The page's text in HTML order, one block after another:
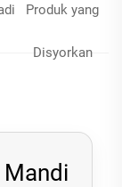
Produk yang
Disyorkan